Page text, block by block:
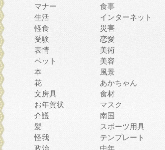
マナー
食事
生活
インターネット
軽食
災害
受験
恋愛
表情
美術
ペット
美容
本
風景
花
あかちゃん
文房具
食材
お年賀状
マスク
介護
南国
髪
スポーツ用具
怪我
テンプレート
政治
中年